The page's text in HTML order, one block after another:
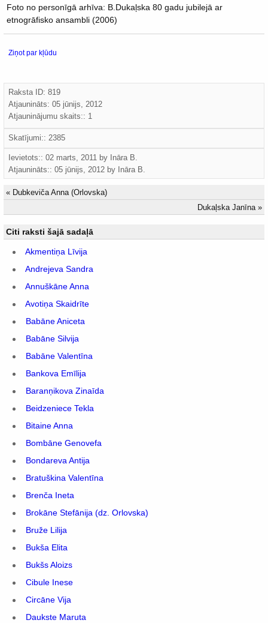
Foto no personīgā arhīva: B.Dukaļska 80 gadu jubilejā ar
etnogrāfisko ansambli (2006)
Ziņot par kļūdu
Raksta ID: 819
Atjaunināts: 05 jūnijs, 2012
Atjauninājumu skaits:: 1
Skatījumi:: 2385
Ievietots:: 02 marts, 2011 by Ināra B.
Atjaunināts:: 05 jūnijs, 2012 by Ināra B.
« Dubkeviča Anna (Orlovska)
Dukaļska Janīna »
Citi raksti šajā sadaļā
Akmentiņa Līvija
Andrejeva Sandra
Annuškāne Anna
Avotiņa Skaidrīte
Babāne Aniceta
Babāne Silvija
Babāne Valentīna
Bankova Emīlija
Baranņikova Zinaīda
Beidzeniece Tekla
Bitaine Anna
Bombāne Genovefa
Bondareva Antija
Bratuškina Valentīna
Brenča Ineta
Brokāne Stefānija (dz. Orlovska)
Bruže Lilija
Bukša Elita
Bukšs Aloizs
Cibule Inese
Circāne Vija
Daukste Maruta